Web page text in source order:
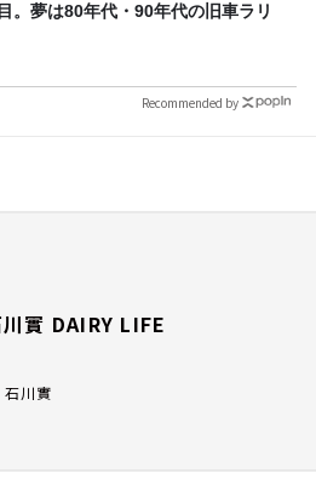
。夢は80年代・90年代の旧車ラリ
Recommended by
實 DAIRY LIFE
石川實